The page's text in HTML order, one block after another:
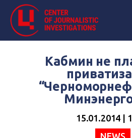
Кабмин не
15.01.2014 |
NEWS